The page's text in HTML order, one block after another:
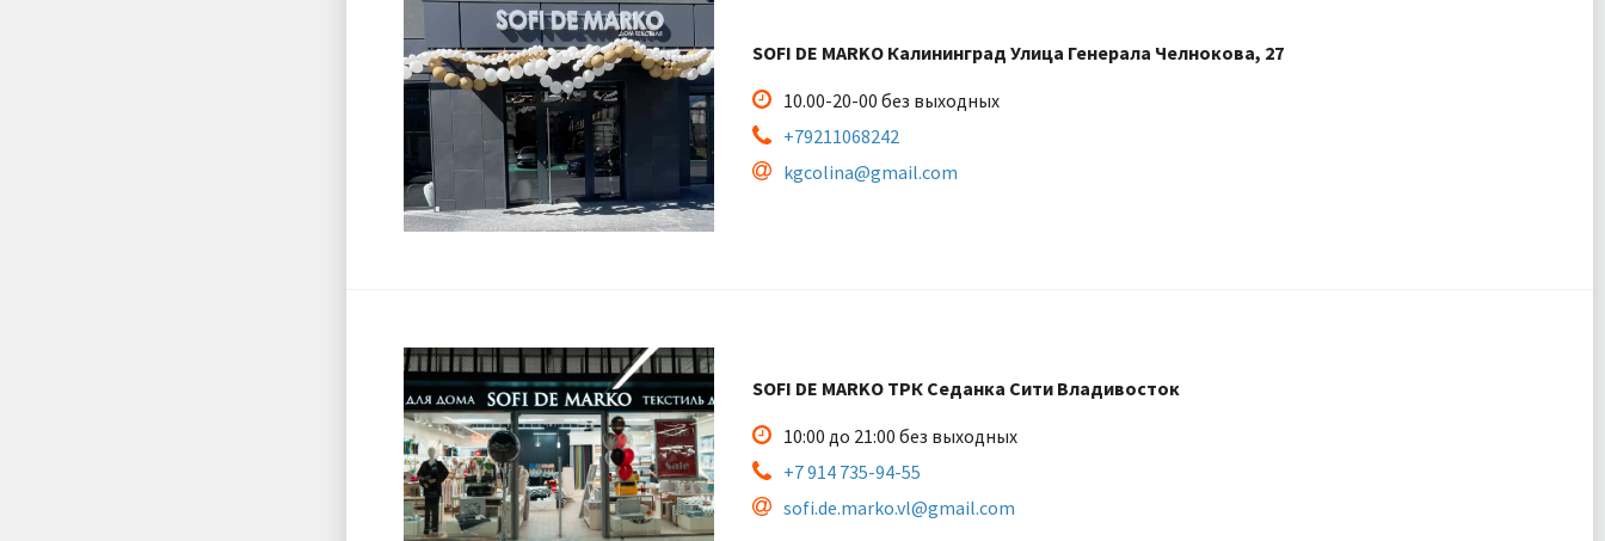
SOFI DE MARKO Калининград Улица Генерала Челнокова, 27
10.00-20-00 без выходных
+79211068242
kgcolina@gmail.com
SOFI DE MARKO ТРК Седанка Сити Владивосток
10:00 до 21:00 без выходных
+7 914 735-94-55
sofi.de.marko.vl@gmail.com